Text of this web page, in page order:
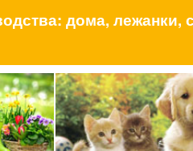
дома, лежанки,